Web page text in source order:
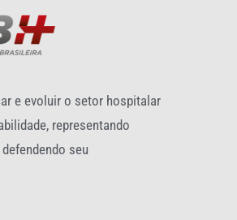
e evoluir o setor hospitalar
representando
seu